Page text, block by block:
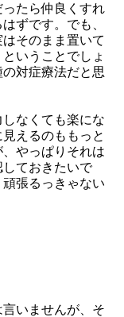
たら仲良くすれ
ずです。でも、
そのまま置いて
いうことでしょ
対症療法だと思
なくても楽にな
えるのももっと
やっぱりそれは
ておきたいで
張るっきゃない
いませんが、そ